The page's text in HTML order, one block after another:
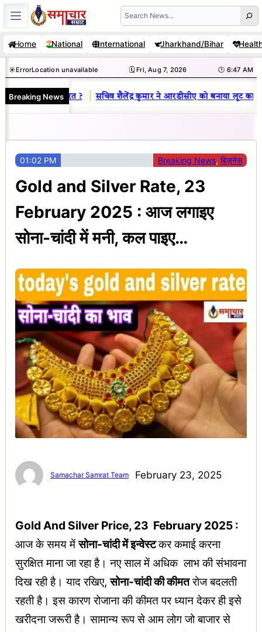
Skip
to
content
Search
Home National International Jharkhand/Bihar
☀️ErrorLocation unavailable 🗓️ Fri, Aug 7, 2026 🕒 6:47 AM
Breaking News
बदलाव की जरूरत ? | सचिव शैलेंद्र कुमार ने आरडीसीए को बनाया लूट का
01:02 PM Breaking News, बिज़नेस
Gold and Silver Rate, 23
February 2025 : आज लगाइए
सोना-चांदी में मनी, कल पाइए…
Samachar Samrat Team February 23, 2025
Gold And Silver Price, 23 February 2025 :
आज के समय मेंसोना-चांदी में इन्वेस्टकर कमाई करना
सुरक्षित माना जा रहा है। नए साल में अधिक लाभ की संभावना
दिख रही है। याद रखिए,सोना-चांदी की कीमतरोज बदलती
रहती है। इस कारण रोजाना की कीमत पर ध्यान देकर ही इसे
खरीदना जरूरी है। सामान्य रूप से आम लोग जो बाजार से